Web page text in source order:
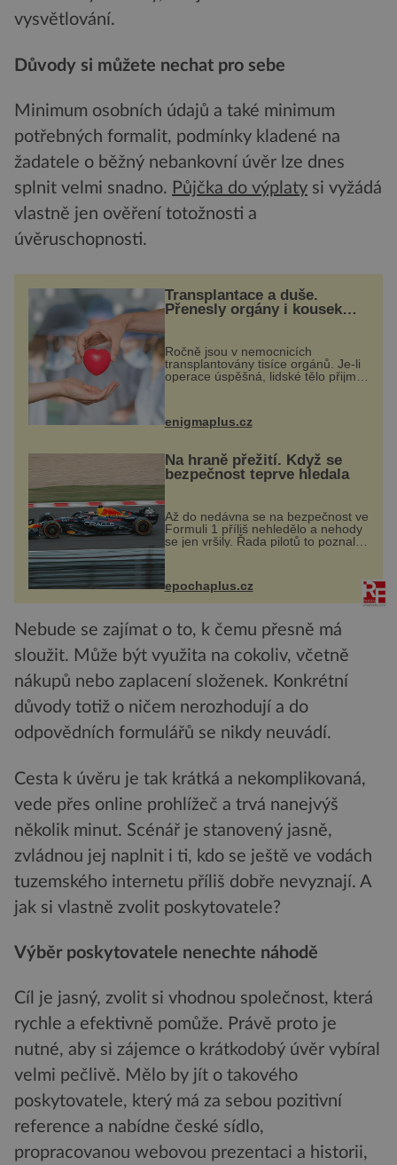
vysvětlování.
Důvody si můžete nechat pro sebe
Minimum osobních údajů a také minimum
potřebných formalit, podmínky kladené na
žadatele o běžný nebankovní úvěr lze dnes
splnit velmi snadno. Půjčka do výplaty si vyžádá
vlastně jen ověření totožnosti a
úvěruschopnosti.
Transplantace a duše.
Přenesly orgány i kousek
Ročně jsou v nemocnicích
transplantovány tisíce orgánů. Je-li
operace úspěšná, lidské tělo přijme
co když při transplantaci
nepřijímám...
enigmaplus.cz
Na hraně přežití. Když se
bezpečnost teprve hledala
Až do nedávna se na bezpečnost ve
Formuli 1 příliš nehledělo a nehody
se jen vršily. Řada pilotů to poznala
na vlastní kůži, často s trvalými
následky nebo bohužel i ztrátou
života. Dnes nepochopiteln...
epochaplus.cz
Nebude se zajímat o to, k čemu přesně má
sloužit. Může být využita na cokoliv, včetně
nákupů nebo zaplacení složenek. Konkrétní
důvody totiž o ničem nerozhodují a do
odpovědních formulářů se nikdy neuvádí.
Cesta k úvěru je tak krátká a nekomplikovaná,
vede přes online prohlížeč a trvá nanejvýš
několik minut. Scénář je stanovený jasně,
zvládnou jej naplnit i ti, kdo se ještě ve vodách
tuzemského internetu příliš dobře nevyznají. A
jak si vlastně zvolit poskytovatele?
Výběr poskytovatele nenechte náhodě
Cíl je jasný, zvolit si vhodnou společnost, která
rychle a efektivně pomůže. Právě proto je
nutné, aby si zájemce o krátkodobý úvěr vybíral
velmi pečlivě. Mělo by jít o takového
poskytovatele, který má za sebou pozitivní
reference a nabídne české sídlo,
propracovanou webovou prezentaci a historii,